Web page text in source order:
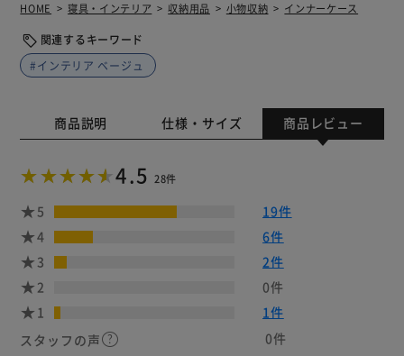
HOME 寝具・インテリア 収納用品 小物収納 インナーケース
関連するキーワード
#インテリア ベージュ
商品説明 仕様・サイズ 商品レビュー
4.5 28件
5
19件
4
6件
3
2件
2
0件
1
1件
スタッフの声
0件